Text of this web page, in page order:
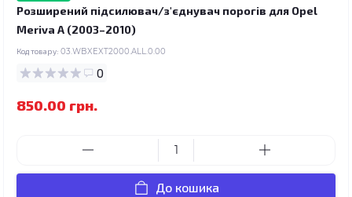
Розширений підсилювач/з'єднувач порогів для Opel
Meriva A (2003–2010)
Код товару: 03.WBXEXT2000.ALL.0.00
0
850.00 грн.
До кошика